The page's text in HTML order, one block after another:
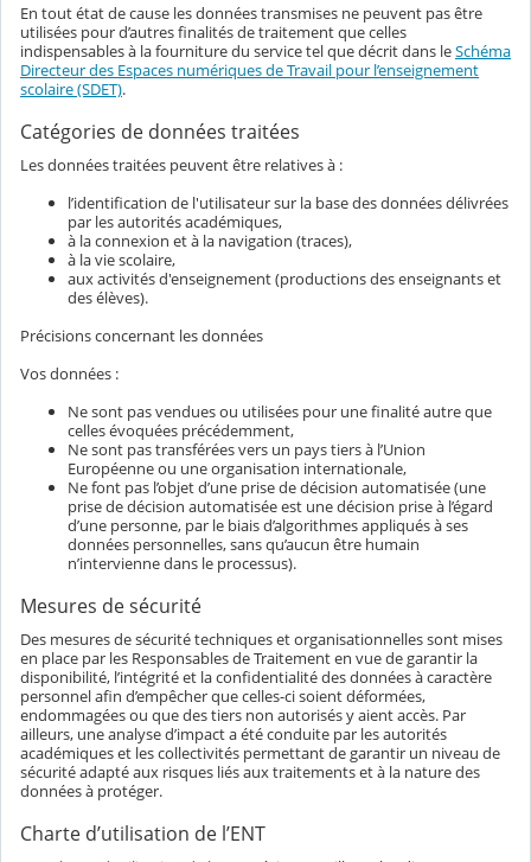
En tout état de cause les données transmises ne peuvent pas être
utilisées pour d’autres finalités de traitement que celles
indispensables à la fourniture du service tel que décrit dans leSchéma
Directeur des Espaces numériques de Travail pour l’enseignement
scolaire (SDET).
Catégories de données traitées
Les données traitées peuvent être relatives à :
l’identification de l'utilisateur sur la base des données délivrées
par les autorités académiques,
à la connexion et à la navigation (traces),
à la vie scolaire,
aux activités d'enseignement (productions des enseignants et
des élèves).
Précisions concernant les données
Vos données :
Ne sont pas vendues ou utilisées pour une finalité autre que
celles évoquées précédemment,
Ne sont pas transférées vers un pays tiers à l’Union
Européenne ou une organisation internationale,
Ne font pas l’objet d’une prise de décision automatisée (une
prise de décision automatisée est une décision prise à l’égard
d’une personne, par le biais d’algorithmes appliqués à ses
données personnelles, sans qu’aucun être humain
n’intervienne dans le processus).
Mesures de sécurité
Des mesures de sécurité techniques et organisationnelles sont mises
en place par les Responsables de Traitement en vue de garantir la
disponibilité, l’intégrité et la confidentialité des données à caractère
personnel afin d’empêcher que celles-ci soient déformées,
endommagées ou que des tiers non autorisés y aient accès. Par
ailleurs, une analyse d’impact a été conduite par les autorités
académiques et les collectivités permettant de garantir un niveau de
sécurité adapté aux risques liés aux traitements et à la nature des
données à protéger.
Charte d’utilisation de l’ENT